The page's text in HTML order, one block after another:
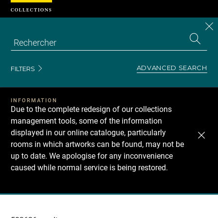
FILTERS ADVANCED SEARCH
INFORMATION
Due to the complete redesign of our collections
management tools, some of the information
displayed in our online catalogue, particularly
rooms in which artworks can be found, may not be
up to date. We apologise for any inconvenience
caused while normal service is being restored.
Recherche
Cookies management panel